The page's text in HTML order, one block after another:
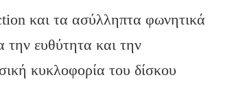
και τα ασύλληπτα φωνητικά
την ευθύτητα και την
κυκλοφορία του δίσκου